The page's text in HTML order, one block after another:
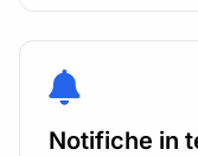
Notifiche in